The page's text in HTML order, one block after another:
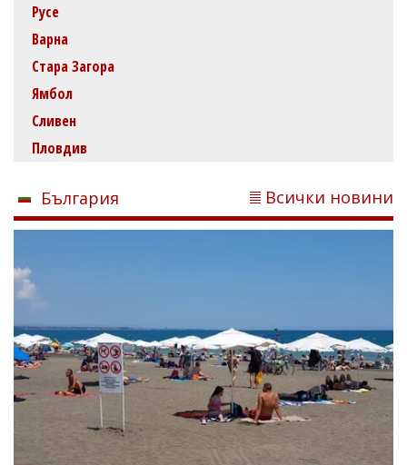
Русе
Варна
Стара Загора
Ямбол
Сливен
Пловдив
България Всички новини